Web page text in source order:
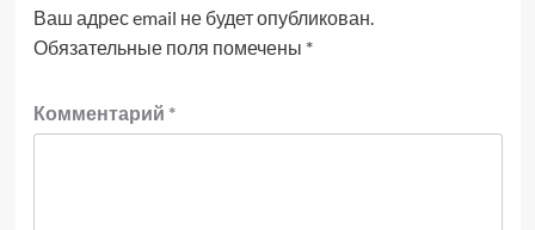
Ваш адрес email не будет опубликован.
Обязательные поля помечены *
Комментарий *